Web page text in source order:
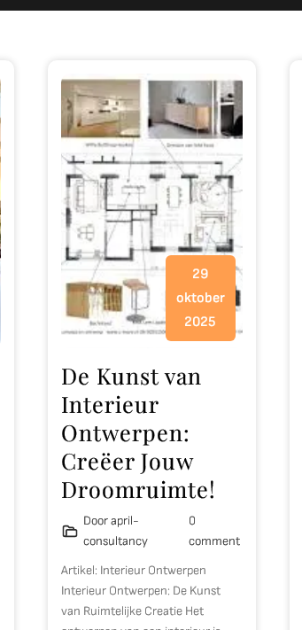
29
oktober
2025
De Kunst van
Interieur
Ontwerpen:
Creëer Jouw
Droomruimte!
Door april-
consultancy
0
comment
Artikel: Interieur Ontwerpen
Interieur Ontwerpen: De Kunst
van Ruimtelijke Creatie Het